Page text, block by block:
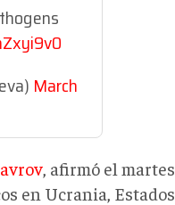
March
, afirmó el martes
en Ucrania, Estados